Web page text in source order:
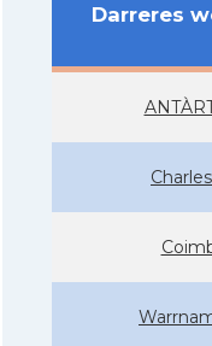
Darreres